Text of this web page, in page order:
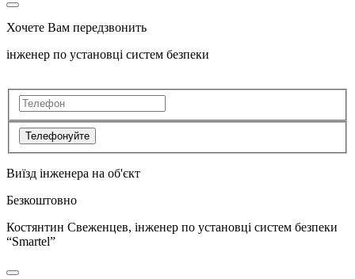
Хочете Вам передзвонить
інженер по установці систем безпеки
Телефонуйте
Виїзд інженера на об'єкт
Безкоштовно
Костянтин Свеженцев, інженер по установці систем безпеки
“Smartel”